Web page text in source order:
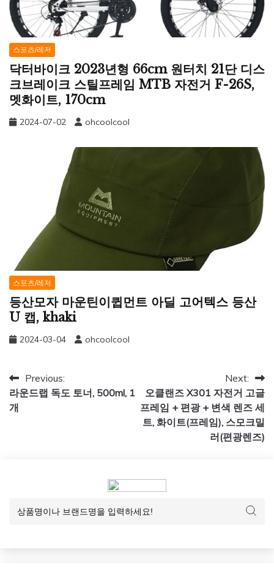
스포츠/레저
닥터바이크 2023년형 66cm 원터치 21단 디스
크브레이크 스틸프레임 MTB 자전거 F-26S,
멧화이트, 170cm
2024-07-02 ohcoolcool
스포츠/레저
등산모자 마운틴이큅먼트 아딜 고어텍스 등산
U 캡, khaki
2024-03-04 ohcoolcool
글
탐
Previous:
라운드랩 독도 토너, 500ml, 1
개
Next:
오클랜즈 X301 자전거 고글
프레임 + 편광 + 변색 렌즈 세
트, 화이트(프레임), 스모크밀
러(편광렌즈)